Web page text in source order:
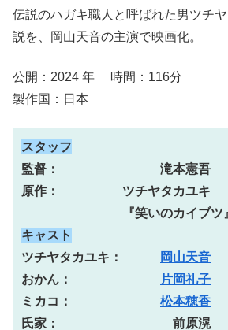
伝説のハガキ職人と呼ばれた男ツチ
説を、岡山天音の主演で映画化。
公開：2024 年 時間：116分
製作国：日本
スタッフ
監督：　　　　　　　　滝本憲吾
原作：　　　　　ツチヤタカユキ
『笑いのカイブツ』
キャスト
ツチヤタカユキ：
岡山天音
おかん：
片岡礼子
ミカコ： 松本穂香
氏家：　　　　　　　　　前原滉